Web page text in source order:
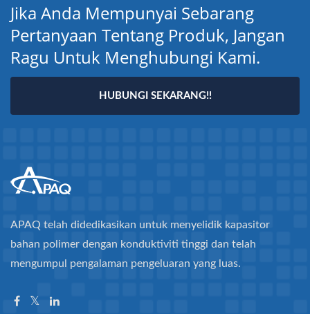
Jika Anda Mempunyai Sebarang
Pertanyaan Tentang Produk, Jangan
Ragu Untuk Menghubungi Kami.
HUBUNGI SEKARANG!!
APAQ telah didedikasikan untuk menyelidik kapasitor
bahan polimer dengan konduktiviti tinggi dan telah
mengumpul pengalaman pengeluaran yang luas.